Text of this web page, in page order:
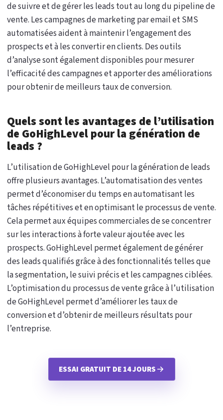
de suivre et de gérer les leads tout au long du pipeline de
vente. Les campagnes de marketing par email et SMS
automatisées aident à maintenir l’engagement des
prospects et à les convertir en clients. Des outils
d’analyse sont également disponibles pour mesurer
l’efficacité des campagnes et apporter des améliorations
pour obtenir de meilleurs taux de conversion.
Quels sont les avantages de l’utilisation
de GoHighLevel pour la génération de
leads ?
L’utilisation de GoHighLevel pour la génération de leads
offre plusieurs avantages. L’automatisation des ventes
permet d’économiser du temps en automatisant les
tâches répétitives et en optimisant le processus de vente.
Cela permet aux équipes commerciales de se concentrer
sur les interactions à forte valeur ajoutée avec les
prospects. GoHighLevel permet également de générer
des leads qualifiés grâce à des fonctionnalités telles que
la segmentation, le suivi précis et les campagnes ciblées.
L’optimisation du processus de vente grâce à l’utilisation
de GoHighLevel permet d’améliorer les taux de
conversion et d’obtenir de meilleurs résultats pour
l’entreprise.
ESSAI GRATUIT DE 14 JOURS